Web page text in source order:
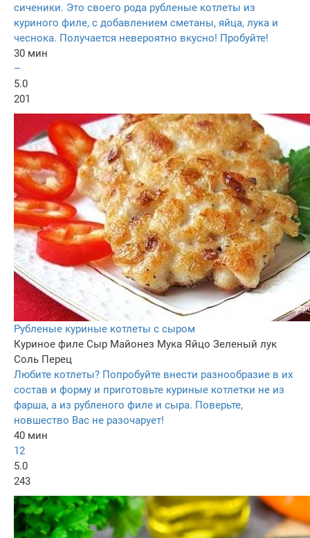
сиченики. Это своего рода рубленые котлеты из
куриного филе, с добавлением сметаны, яйца, лука и
чеснока. Получается невероятно вкусно! Пробуйте!
30 мин
–
5.0
201
Рубленые куриные котлеты с сыром
Куриное филе Сыр Майонез Мука Яйцо Зеленый лук
Соль Перец
Любите котлеты? Попробуйте внести разнообразие в их
состав и форму и приготовьте куриные котлетки не из
фарша, а из рубленого филе и сыра. Поверьте,
новшество Вас не разочарует!
40 мин
12
5.0
243